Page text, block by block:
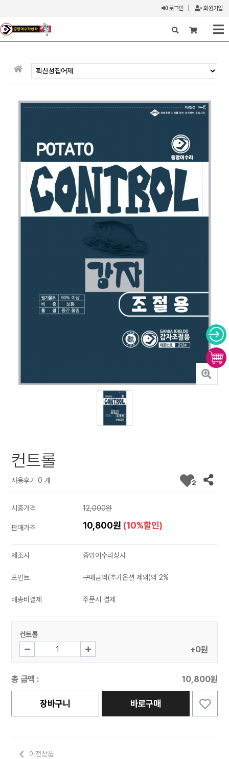
로그인 회원가입
X
컨트롤
사용후기 0 개 2
시중가격 12,000원
판매가격 10,800원 (10%할인)
제조사 중앙어수라상사
포인트 구매금액(추가옵션 제외)의 2%
배송비결제 주문시 결제
컨트롤
+0원
총 금액 : 10,800원
장바구니 바로구매
이전상품